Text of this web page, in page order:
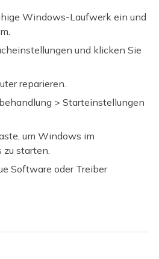
Windows-Laufwerk ein und
und klicken Sie
reparieren.
> Starteinstellungen
um Windows im
starten.
Software oder Treiber